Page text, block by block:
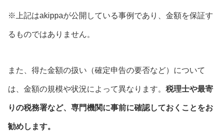
※上記はakippaが公開している事例であり、金額を保証す
るものではありません。
また、得た金額の扱い（確定申告の要否など）について
は、金額の規模や状況によって異なります。 税理士や最寄
りの税務署など、専門機関に事前に確認しておくことをお
勧めします。